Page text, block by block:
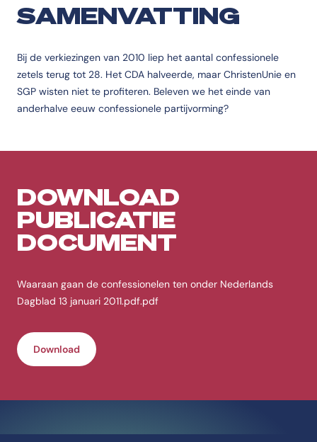
SAMENVATTING
Bij de verkiezingen van 2010 liep het aantal confessionele
zetels terug tot 28. Het CDA halveerde, maar ChristenUnie en
SGP wisten niet te profiteren. Beleven we het einde van
anderhalve eeuw confessionele partijvorming?
DOWNLOAD
PUBLICATIE
DOCUMENT
Waaraan gaan de confessionelen ten onder Nederlands
Dagblad 13 januari 2011.pdf.pdf
Download